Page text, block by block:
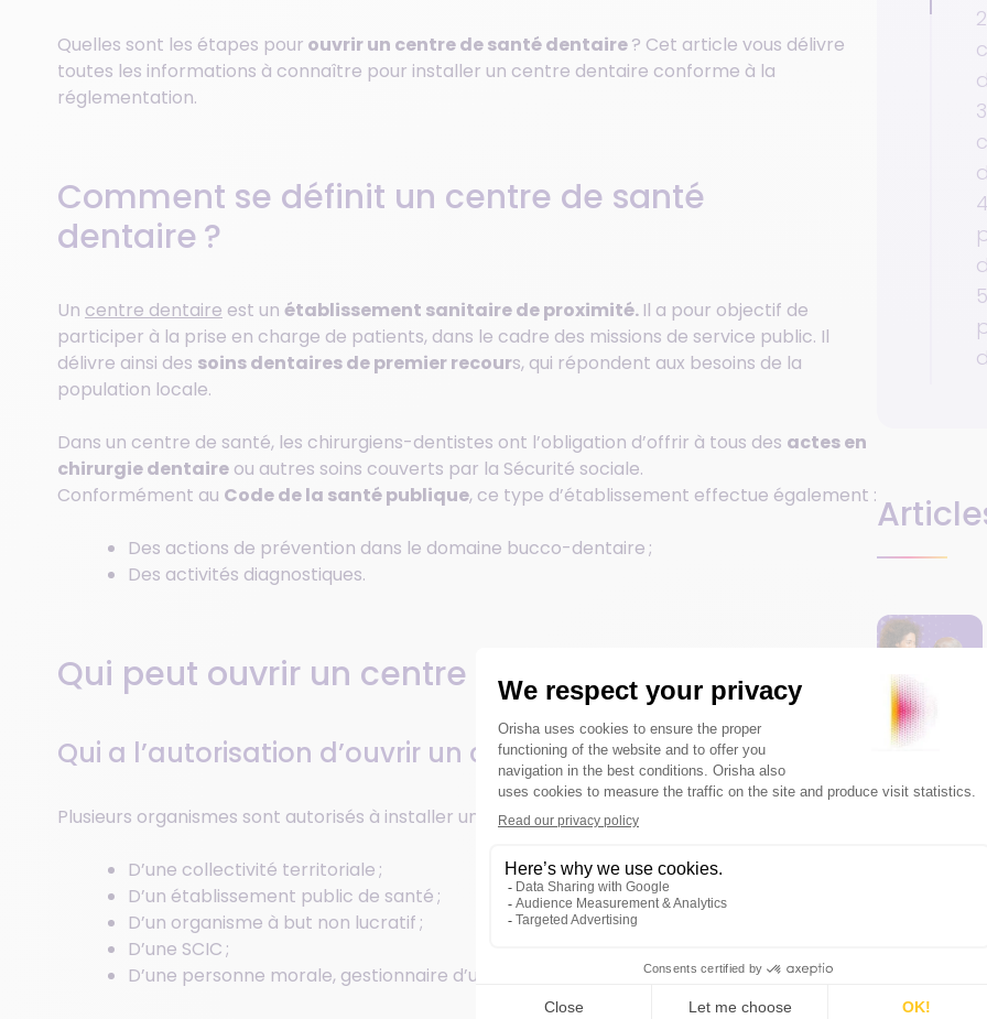
Quelles sont les étapes pour ouvrir un centre de santé dentaire? Cet article vous délivre
toutes les informations à connaître pour installer un centre dentaire conforme à la
réglementation.
Comment se définit un centre de santé
dentaire ?
Un centre dentaire est un établissement sanitaire de proximité. Il a pour objectif de
participer à la prise en charge de patients, dans le cadre des missions de service public. Il
délivre ainsi des soins dentaires de premier recours, qui répondent aux besoins de la
population locale.
Dans un centre de santé, les chirurgiens-dentistes ont l’obligation d’offrir à tous des actes en
chirurgie dentaire ou autres soins couverts par la Sécurité sociale.
Conformément au Code de la santé publique, ce type d’établissement effectue également :
Des actions de prévention dans le domaine bucco-dentaire ;
Des activités diagnostiques.
Qui peut ouvrir un centre de santé dentaire ?
Qui a l’autorisation d’ouvrir un centre dentaire ?
Plusieurs organismes sont autorisés à installer un nouveau centre dentaire, il peut s’agir :
D’une collectivité territoriale ;
D’un établissement public de santé ;
D’un organisme à but non lucratif ;
D’une SCIC ;
D’une personne morale, gestionnaire d’un établissement privé de santé.